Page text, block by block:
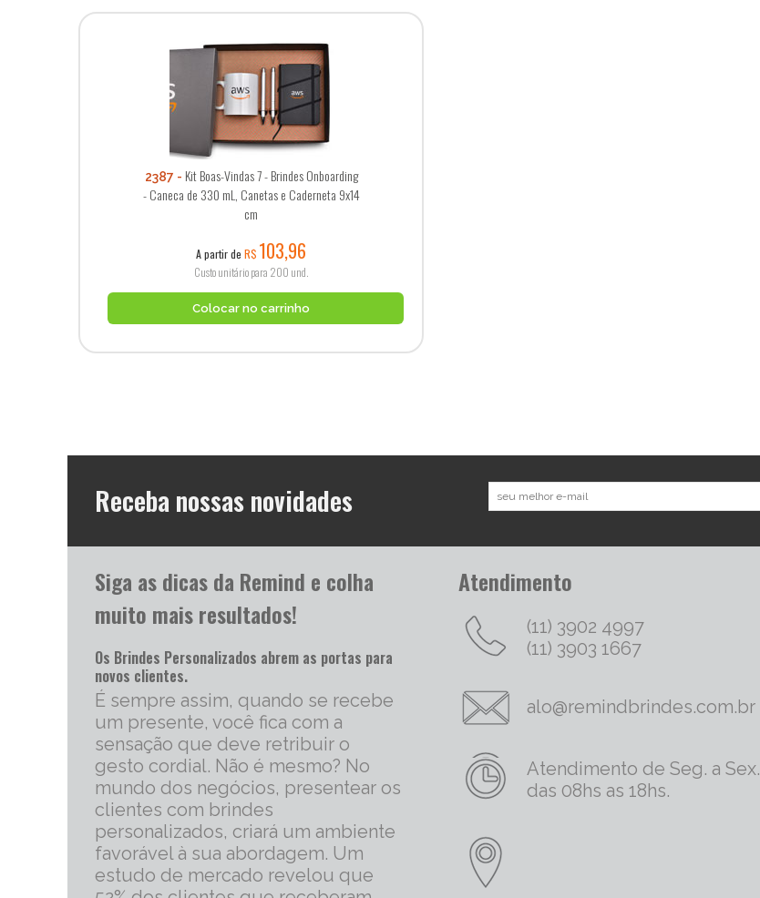
2387
Kit Boas-Vindas 7 - Brindes Onboarding
- Caneca de 330 mL, Canetas e Caderneta 9x14
cm
A partir deR$ 103,96
Custo unitário para 200 und.
Colocar no carrinho
Receba nossas novidades
Siga as dicas da Remind e colha
muito mais resultados!
Os Brindes Personalizados abrem as portas para
novos clientes.
É sempre assim, quando se recebe
um presente, você fica com a
sensação que deve retribuir o
gesto cordial. Não é mesmo? No
mundo dos negócios, presentear os
clientes com brindes
personalizados, criará um ambiente
favorável à sua abordagem. Um
estudo de mercado revelou que
Atendimento
(11) 3902 4997
(11) 3903 1667
alo@remindbrindes.com.br
Atendimento de Seg. a Sex.
das 08hs as 18hs.